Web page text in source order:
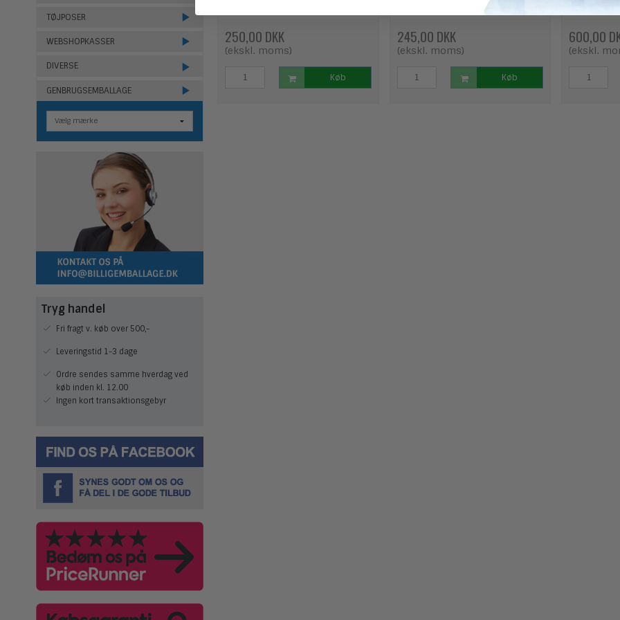
TØJPOSER
WEBSHOPKASSER
DIVERSE
GENBRUGSEMBALLAGE
Tryg handel
Fri fragt v. køb over 500,-
Leveringstid 1-3 dage
Ordre sendes samme hverdag ved
køb inden kl. 12.00
Ingen kort transaktionsgebyr
250,00 DKK
(ekskl. moms)
Køb
245,00 DKK
(ekskl. moms)
Køb
600,00
(ekskl.